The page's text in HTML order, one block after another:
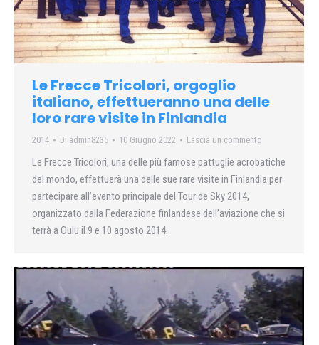
Le Frecce Tricolori, orgoglio
italiano, effettueranno una delle
loro rare visite in Finlandia
2014 Di admin8235 10 Giugno 2022 Lascia un commento
Le Frecce Tricolori, una delle più famose pattuglie acrobatiche
del mondo, effettuerà una delle sue rare visite in Finlandia per
partecipare all’evento principale del Tour de Sky 2014,
organizzato dalla Federazione finlandese dell’aviazione che si
terrà a Oulu il 9 e 10 agosto 2014.